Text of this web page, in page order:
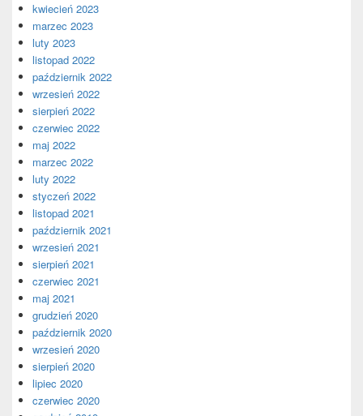
kwiecień 2023
marzec 2023
luty 2023
listopad 2022
październik 2022
wrzesień 2022
sierpień 2022
czerwiec 2022
maj 2022
marzec 2022
luty 2022
styczeń 2022
listopad 2021
październik 2021
wrzesień 2021
sierpień 2021
czerwiec 2021
maj 2021
grudzień 2020
październik 2020
wrzesień 2020
sierpień 2020
lipiec 2020
czerwiec 2020